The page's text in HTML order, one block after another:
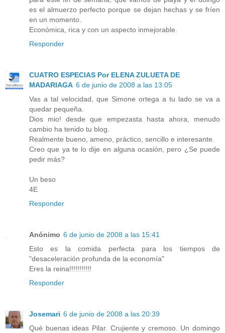
es el almuerzo perfecto porque se dejan hechas y se fríen
en un momento.
Económica, rica y con un aspecto inmejorable.
Responder
CUATRO ESPECIAS Por ELENA ZULUETA DE
MADARIAGA 6 de junio de 2008 a las 13:05
Vas a tal velocidad, que Simone ortega a tu lado se va a
quedar pequeña.
Dios mio! desde que empezasta hasta ahora, menudo
cambio ha tenido tu blog.
Realmente bueno, ameno, práctico, sencillo e interesante.
Creo que ya te lo dije en alguna ocasión, pero ¿Se puede
pedir más?
Un beso
4E
Responder
Anónimo 6 de junio de 2008 a las 15:41
Esto es la comida perfecta para los tiempos de
"desaceleración profunda de la economía"
Eres la reina!!!!!!!!!!!
Responder
Josemari 6 de junio de 2008 a las 20:39
Qué buenas ideas Pilar. Crujiente y cremoso. Un domingo